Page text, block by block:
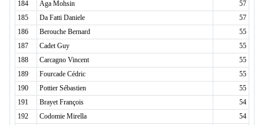
184
Aga Mohsin
57
185
Da Fatti Daniele
57
186
Berouche Bernard
55
187
Cadet Guy
55
188
Carcagno Vincent
55
189
Fourcade Cédric
55
190
Pottier Sébastien
55
191
Brayet François
54
192
Codomie Mirella
54